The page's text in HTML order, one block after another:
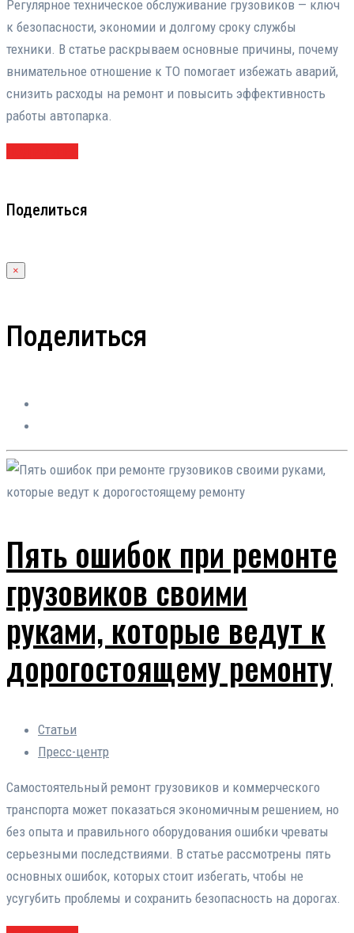
Регулярное техническое обслуживание грузовиков — ключ
к безопасности, экономии и долгому сроку службы
техники. В статье раскрываем основные причины, почему
внимательное отношение к ТО помогает избежать аварий,
снизить расходы на ремонт и повысить эффективность
работы автопарка.
Поделиться
×
Поделиться
Пять ошибок при ремонте
грузовиков своими
руками, которые ведут к
дорогостоящему ремонту
Статьи
Пресс-центр
Самостоятельный ремонт грузовиков и коммерческого
транспорта может показаться экономичным решением, но
без опыта и правильного оборудования ошибки чреваты
серьезными последствиями. В статье рассмотрены пять
основных ошибок, которых стоит избегать, чтобы не
усугубить проблемы и сохранить безопасность на дорогах.